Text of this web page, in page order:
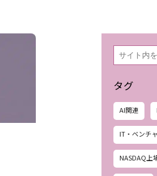
リスティング汚染の削除対策
検
索
タグ
AI関連
IT・ベンチ
NASDAQ上